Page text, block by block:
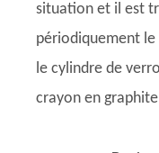
situation et il est
périodiquement
le cylindre de
crayon en